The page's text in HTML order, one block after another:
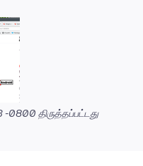
-0800 திருத்தப்பட்டது